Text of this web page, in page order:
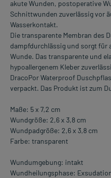
akute Wunden, postoperative
Schnittwunden zuverlässig vor
Wasserkontakt.
Die transparente Membran des
dampfdurchlässig und sorgt für
Wunde. Das transparente und
hypoallergenem Kleber
DracoPor Waterproof
verpackt. Das Produkt ist zum
Maße: 5 x 7,2 cm
Wundgröße: 2,6 x 3,8 cm
Wundpadgröße: 2,6 x 3,8 cm
Farbe: transparent
Wundumgebung: intakt
Wundheilungsphase: